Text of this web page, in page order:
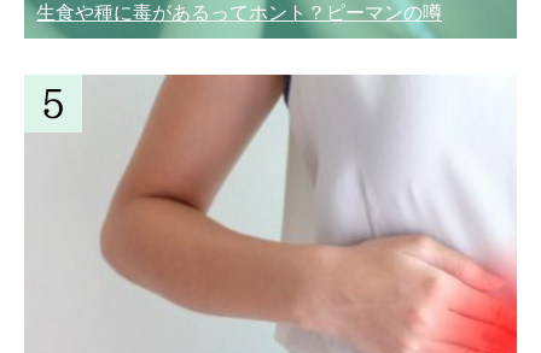
生食や種に毒があるってホント？ピーマンの噂